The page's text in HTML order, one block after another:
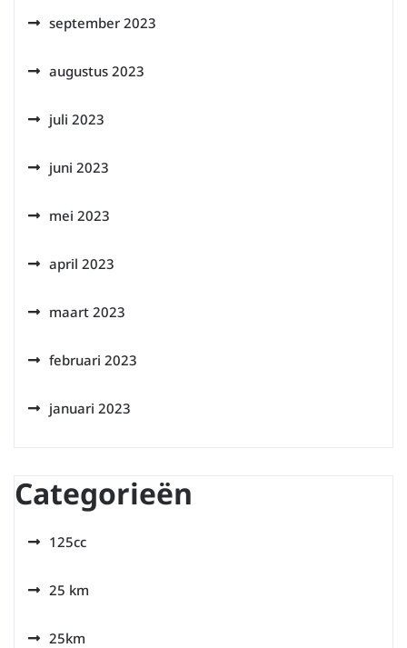
september 2023
augustus 2023
juli 2023
juni 2023
mei 2023
april 2023
maart 2023
februari 2023
januari 2023
Categorieën
125cc
25 km
25km